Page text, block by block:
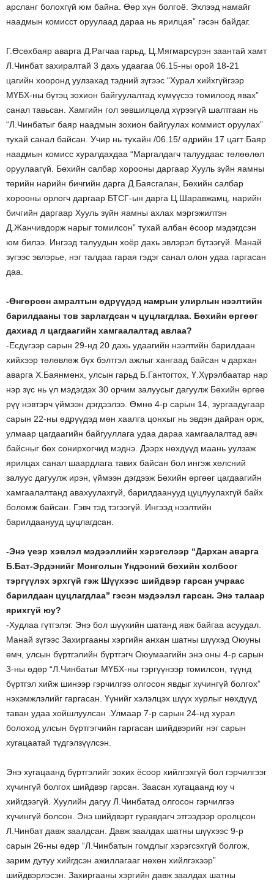
арсланг болохгүй юм байна. Өөр хүн болгоё. Эхлээд намайг
наадмын комисст оруулаад дараа нь ярилцая” гэсэн байдаг.
Г.Өсөхбаяр аварга Д.Рагчаа гарьд, Ц.Мягмарсүрэн заантай хамт
Л.Чинбат захиралтай 3 дахь удаагаа 06.15-ны орой 18-21
цагийн хооронд уулзахад тэдний зүгээс “Хурал хийхгүйгээр
МҮБХ-ны бүтэц зохион байгуулалтад хүмүүсээ томилоод явах”
санал тавьсан. Хамгийн гол зөвшилцөлд хүрээгүй шалтгаан нь
“Л.Чинбатыг баяр наадмын зохион байгуулах коммист оруулах”
тухай санал байсан. Учир нь тухайн /06.15/ өдрийн 17 цагт Баяр
наадмын комисс хуралдахдаа “Маргалдагч талуудаас төлөөлөл
оруулаагүй. Бөхийн салбар хорооны даргаар Хууль зүйн яамны
төрийн нарийн бичгийн дарга Д.Баясгалан, Бөхийн салбар
хорооны орлогч даргаар БТСГ-ын дарга Ц.Шаравжамц, нарийн
бичгийн даргаар Хууль зүйн яамны ахлах мэргэжилтэн
Д.Жанчивдорж нарыг томилсон” тухай албан ёсоор мэдэгдсэн
юм билээ. Ингээд талуудын хоёр дахь эвлэрэл бүтээгүй. Манай
зүгээс эвлэрье, нэг талдаа гарая гэдэг санал олон удаа гаргасан
даа.
-Өнгөрсөн амралтын өдрүүдэд намрын улирлын нээлтийн
барилдааны тов зарлагдсан ч цуцлагдлаа. Бөхийн өргөөг
дахиад л цагдаагийн хамгаалалтад авлаа?
-Есдүгээр сарын 29-нд 20 дахь удаагийн нээлтийн барилдаан
хийхээр төлөвлөж бүх бэлтгэл ажлыг хангаад байсан ч дархан
аварга Х.Баянмөнх, улсын гарьд Б.Гантогтох, Ү.Хүрэлбаатар нар
нэр зүс нь үл мэдэгдэх 30 орчим залуусыг дагуулж Бөхийн өргөө
рүү нэвтэрч үймээн дэгдээлээ. Өмнө 4-р сарын 14, зургаадугаар
сарын 22-ны өдрүүдэд мөн хаалга цонхыг нь эвдэн дайран орж,
улмаар цагдаагийн байгууллага удаа дараа хамгаалалтад авч
байсныг бөх сонирхогчид мэднэ. Дээрх нөхдүүд маань уулзаж
ярилцах санал шаардлага тавих байсан бол ингэж хөлсний
залуус дагуулж ирэн, үймээн дэгдээж Бөхийн өргөөг цагдаагийн
хамгаалалтанд авахуулахгүй, барилдаанууд цуцлуулахгүй байх
боломж байсан. Гэвч тэд тэгээгүй. Ингээд нээлтийн
барилдаанууд цуцлагдсан.
-Энэ үеэр хэвлэл мэдээллийн хэрэгслээр “Дархан аварга
Б.Бат-Эрдэнийг Монголын Үндэсний бөхийн холбоог
тэргүүлэх эрхгүй гэж Шүүхээс шийдвэр гарсан учраас
барилдаан цуцлагдлаа” гэсэн мэдээлэл гарсан. Энэ талаар
ярихгүй юу?
-Худлаа гүтгэлэг. Энэ бол шүүхийн шатанд явж байгаа асуудал.
Манай зүгээс Захиргааны хэргийн анхан шатны шүүхэд Оюуны
өмч, улсын бүртгэлийн бүртгэгч Оюумаагийн энэ оны 4-р сарын
3-ны өдөр “Л.Чинбатыг МҮБХ-ны тэргүүнээр томилсон, түүнд
бүртгэл хийж шинээр гэрчилгээ олгосон явдыг хүчингүй болгох”
нэхэмжлэлийг гаргасан. Үүнийг хэлэлцэх шүүх хурлыг нөхдүүд
таван удаа хойшлуулсан .Улмаар 7-р сарын 24-нд хурал
болоход улсын бүртгэгчийн гаргасан шийдвэрийг нэг сарын
хугацаатай түдгэлзүүлсэн.
Энэ хугацаанд бүртгэлийг зохих ёсоор хийлгэхгүй бол гэрчилгээг
хүчингүй болгох шийдвэр гарсан. Заасан хугацаанд юу ч
хийгдээгүй. Хуулийн дагуу Л.Чинбатад олгосон гэрчилгээ
хүчингүй болсон. Энэ шийдвэрт гуравдагч этгээдээр оролцсон
Л.Чинбат давж заалдсан. Давж заалдах шатны шүүхээс 9-р
сарын 26-ны өдөр “Л.Чинбатын гомдлыг хэрэгсэхгүй болгож,
зарим дутуу хийгдсэн ажиллагааг нөхөн хийлгэхээр”
шийдвэрлэсэн. Захиргааны хэргийн давж заалдах шатны